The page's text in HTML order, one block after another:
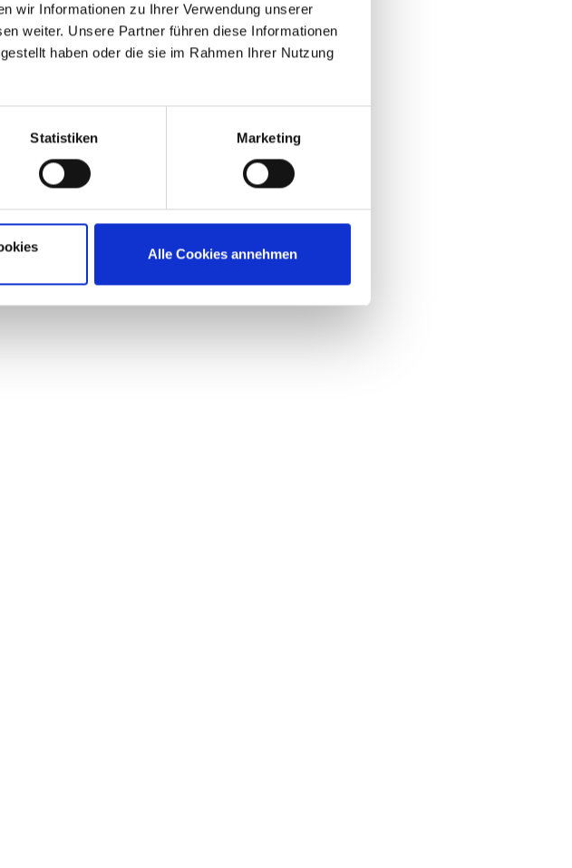
wir Informationen zu Ihrer Verwendung unserer
weiter. Unsere Partner führen diese Informationen
haben oder die sie im Rahmen Ihrer Nutzung
Statistiken Marketing
Alle Cookies annehmen